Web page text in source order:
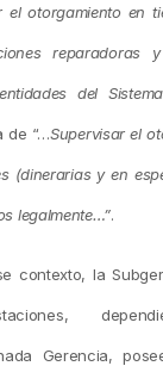
el otorgamiento en
reparadoras
del
de “…Supervisar el
(dinerarias y en
legalmente…”.
contexto, la
Gerencia,